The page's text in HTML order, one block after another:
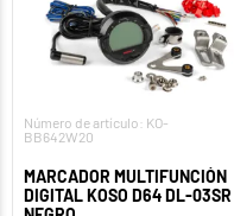
Número de artículo: KO-
BB642W20
MARCADOR MULTIFUNCIÓN
DIGITAL KOSO D64 DL-03SR